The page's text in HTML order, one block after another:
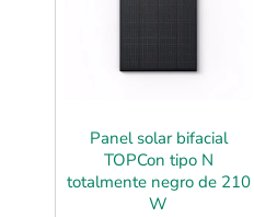
Panel solar bifacial
TOPCon tipo N
totalmente negro de 210
W